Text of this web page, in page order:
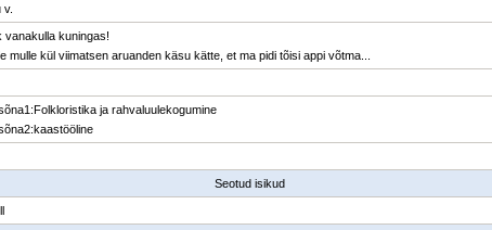
v.
vanakulla kuningas!
mulle kül viimatsen aruanden käsu kätte, et ma pidi tõisi appi võtma...
:Folkloristika ja rahvaluulekogumine
:kaastööline
Seotud isikud